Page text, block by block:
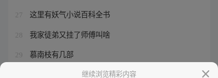
27 这里有妖气小说百科全书
28 我家徒弟又挂了师傅叫啥
29 慕南枝有几部
我家徒弟又挂了2免费继续浏览精彩内容